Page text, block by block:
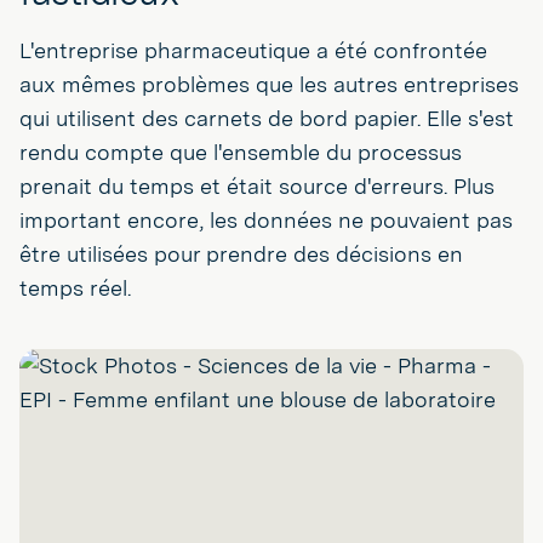
L'entreprise pharmaceutique a été confrontée
aux mêmes problèmes que les autres entreprises
qui utilisent des carnets de bord papier. Elle s'est
rendu compte que l'ensemble du processus
prenait du temps et était source d'erreurs. Plus
important encore, les données ne pouvaient pas
être utilisées pour prendre des décisions en
temps réel.